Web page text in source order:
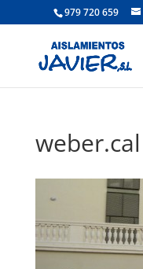
979 720 659